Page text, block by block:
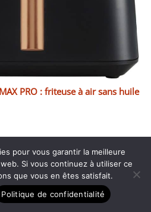
PRO : friteuse à air sans huile
pour vous garantir la meilleure
Si vous continuez à utiliser ce
que vous en êtes satisfait.
Politique de confidentialité